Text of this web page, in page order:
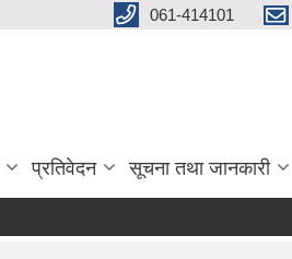
061-414101
प्रतिवेदन सूचना तथा जानकारी